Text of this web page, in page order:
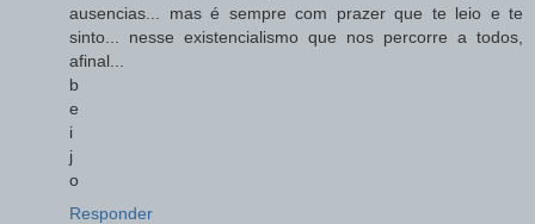
ausencias... mas é sempre com prazer que te leio e te
sinto... nesse existencialismo que nos percorre a todos,
afinal...
b
e
i
j
o
Responder